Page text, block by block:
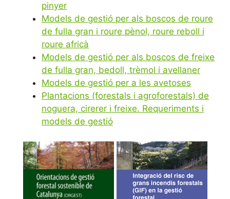
pinyer
Models de gestió per als boscos de roure
de fulla gran i roure pènol, roure reboll i
roure africà
Models de gestió per als boscos de freixe
de fulla gran, bedoll, trèmol i avellaner
Models de gestió per a les avetoses
Plantacions (forestals i agroforestals) de
noguera, cirerer i freixe. Requeriments i
models de gestió